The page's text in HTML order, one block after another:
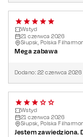
Wstyd
21 czerwca 2026
Słupsk, Polska
Mega zabawa
Dodano: 22 czerwca 2026
Wstyd
21 czerwca 2026
Słupsk, Polska
Jestem zawiedziona.